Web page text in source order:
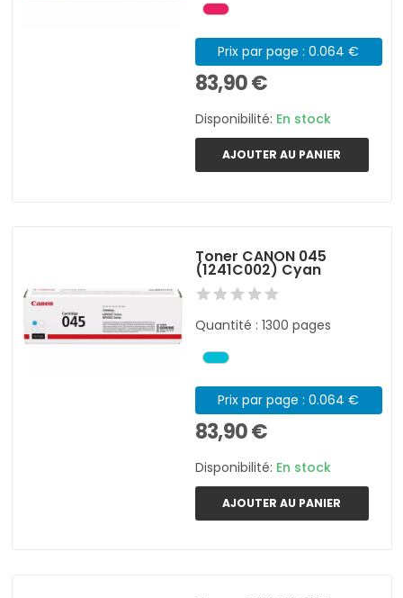
Prix par page : 0.064 €
83,90 €
Disponibilité: En stock
AJOUTER AU PANIER
Toner CANON 045
(1241C002) Cyan
Quantité : 1300 pages
Prix par page : 0.064 €
83,90 €
Disponibilité: En stock
AJOUTER AU PANIER